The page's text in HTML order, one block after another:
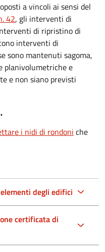
a vincoli ai sensi del
42, gli interventi di
di ripristino di
interventi di
sono mantenuti sagoma,
planivolumetriche e
e non siano previsti
i nidi di rondoni che
degli edifici
certificata di